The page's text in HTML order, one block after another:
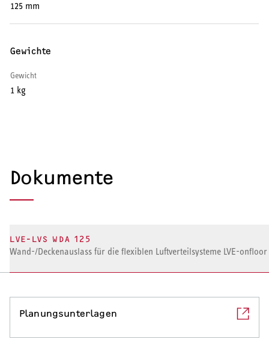
LÜFTEN
Lüftungsanlagen
125 mm
Gewichte
Gewicht
1 kg
Dokumente
LVE-LVS WDA 125
Wand-/Deckenauslass für die flexiblen Luftverteilsysteme LVE-
Planungsunterlagen